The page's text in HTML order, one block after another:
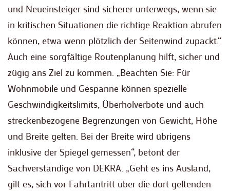
und Neueinsteiger sind sicherer unterwegs, wenn sie
in kritischen Situationen die richtige Reaktion abrufen
können, etwa wenn plötzlich der Seitenwind zupackt.“
Auch eine sorgfältige Routenplanung hilft, sicher und
zügig ans Ziel zu kommen. „Beachten Sie: Für
Wohnmobile und Gespanne können spezielle
Geschwindigkeitslimits, Überholverbote und auch
streckenbezogene Begrenzungen von Gewicht, Höhe
und Breite gelten. Bei der Breite wird übrigens
inklusive der Spiegel gemessen“, betont der
Sachverständige von DEKRA. „Geht es ins Ausland,
gilt es, sich vor Fahrtantritt über die dort geltenden